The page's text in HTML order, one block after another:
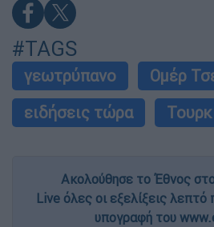
#TAGS
γεωτρύπανο
Ομέρ
ειδήσεις τώρα
Ακολούθησε το Έθνος
Live όλες οι εξελίξεις
υπογραφή του